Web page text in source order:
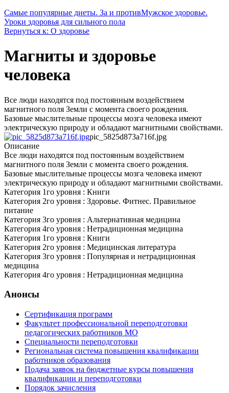
Самые популярные диеты. За и противМужское здоровье.
Уроки здоровья для сильного пола
Вернуться к: О здоровье
Магниты и здоровье
человека
Все люди находятся под постоянным воздействием
магнитного поля Земли с момента своего рождения.
Базовые мыслительные процессы мозга человека имеют
электрическую природу и обладают магнитными свойствами.
pic_5825d873a716f.jpg
Описание
Все люди находятся под постоянным воздействием
магнитного поля Земли с момента своего рождения.
Базовые мыслительные процессы мозга человека имеют
электрическую природу и обладают магнитными свойствами.
Категория 1го уровня : Книги
Категория 2го уровня : Здоровье. Фитнес. Правильное
питание
Категория 3го уровня : Альтернативная медицина
Категория 4го уровня : Нетрадиционная медицина
Категория 1го уровня : Книги
Категория 2го уровня : Медицинская литература
Категория 3го уровня : Популярная и нетрадиционная
медицина
Категория 4го уровня : Нетрадиционная медицина
Анонсы
Сертификация программ
Факультет профессиональной переподготовки
педагогических работников МО
Специальности переподготовки
Региональная система повышения квалификации
работников образования
Подача заявок на бюджетные курсы повышения
квалификации и переподготовки
Порядок зачисления